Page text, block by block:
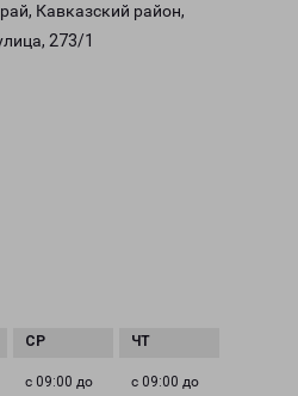
Кавказский район,
273/1
с 09:00 до с 09:00 до